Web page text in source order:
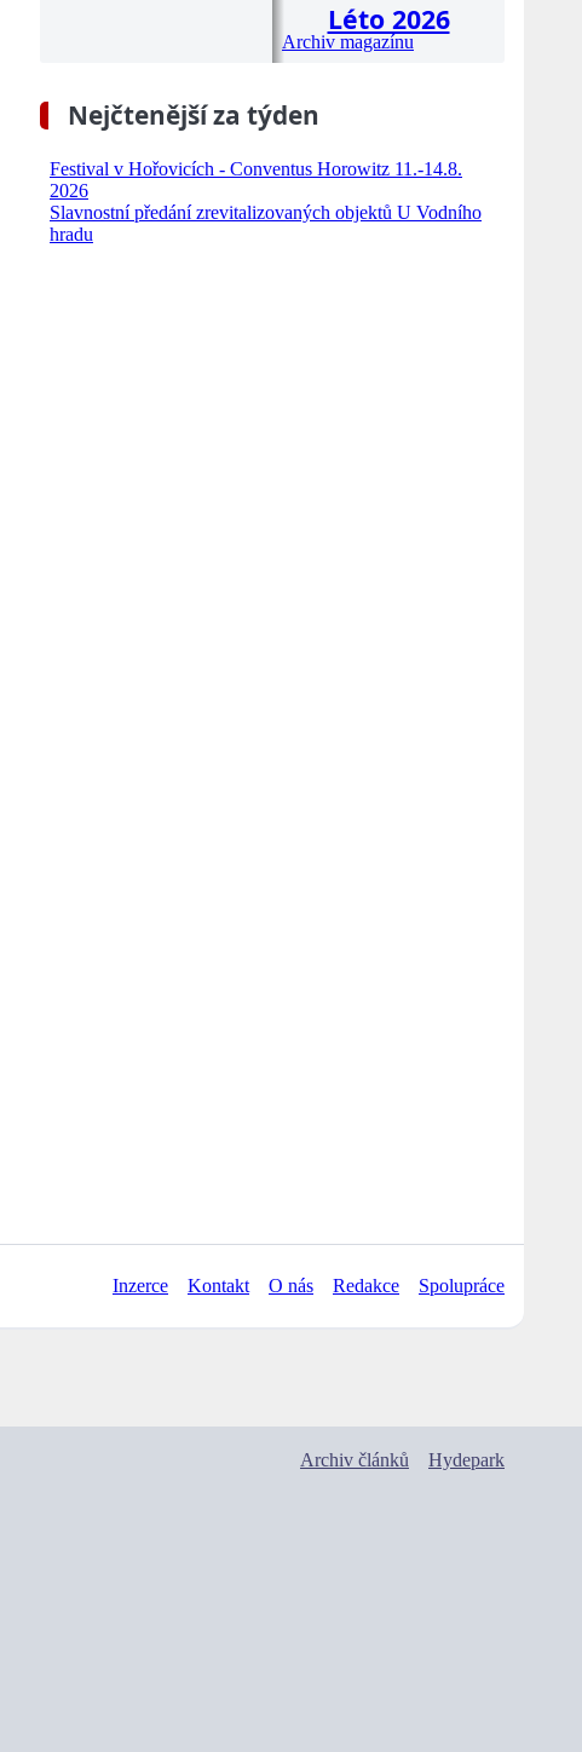
Léto 2026
Archiv magazínu
Nejčtenější za týden
Festival v Hořovicích - Conventus Horowitz 11.-14.8.
2026
Slavnostní předání zrevitalizovaných objektů U Vodního
hradu
Inzerce Kontakt O nás Redakce Spolupráce
Archiv článků Hydepark